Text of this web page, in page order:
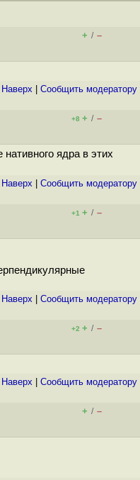
+ / –
Наверх Cообщить модератору
+8 + / –
ядра в этих
Наверх Cообщить модератору
+1 + / –
Наверх Cообщить модератору
+2 + / –
Наверх Cообщить модератору
+ / –